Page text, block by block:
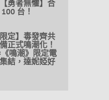
勇者無懼】合
台！
限定】毒發齊共
正式鳴潮化！
《鳴潮》限定電
結，達妮婭好